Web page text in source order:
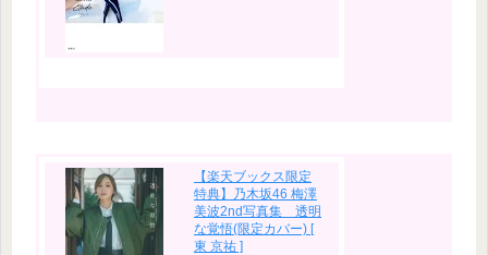
【楽天ブックス限定
特典】乃木坂46 梅澤
美波2nd写真集 透明
な覚悟(限定カバー) [
東 京祐 ]